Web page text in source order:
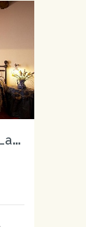
A
griturismo Lucerna del Lago Prile